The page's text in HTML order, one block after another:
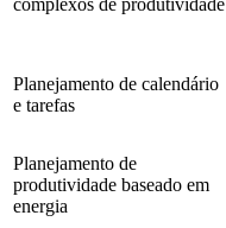
Planejamento de calendário
e tarefas
Planejamento de
produtividade baseado em
energia